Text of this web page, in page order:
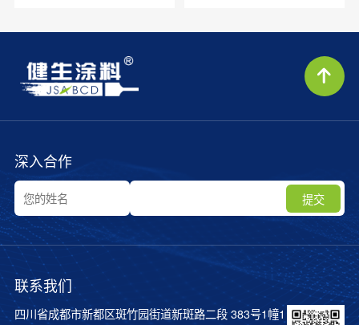
深入合作
提交
联系我们
四川省成都市新都区斑竹园街道新斑路二段 383号1幢1